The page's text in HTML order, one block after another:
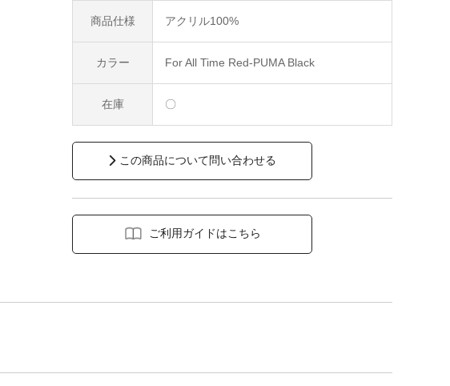
商品仕様 アクリル100%
カラー For All Time Red-PUMA Black
在庫 〇
この商品について問い合わせる
ご利用ガイドはこちら